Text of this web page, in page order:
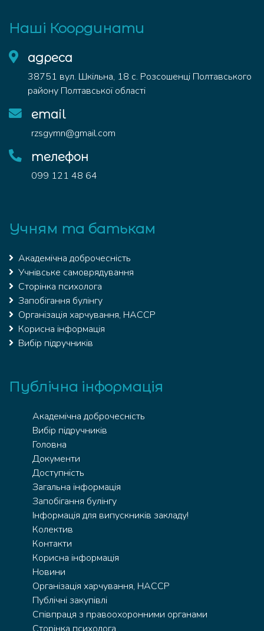
Наші Координати
адреса
38751 вул. Шкільна, 18 с. Розсошенці Полтавського
району Полтавської області
email
rzsgymn@gmail.com
телефон
099 121 48 64
Учням та батькам
Академічна доброчесність
Учнівське самоврядування
Сторінка психолога
Запобігання булінгу
Організація харчування, HACCP
Корисна інформація
Вибір підручників
Публічна інформація
Академічна доброчесність
Вибір підручників
Головна
Документи
Доступність
Загальна інформація
Запобігання булінгу
Інформація для випускників закладу!
Колектив
Контакти
Корисна інформація
Новини
Організація харчування, HACCP
Публічні закупівлі
Співпраця з правоохоронними органами